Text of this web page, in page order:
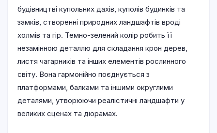
будівництві купольних дахів, куполів будинків та
замків, створенні природних ландшафтів вроді
холмів та гір. Темно-зелений колір робить її
незамінною деталлю для складання крон дерев,
листя чагарників та інших елементів рослинного
світу. Вона гармонійно поєднується з
платформами, балками та іншими округлими
деталями, утворюючи реалістичні ландшафти у
великих сценах та діорамах.